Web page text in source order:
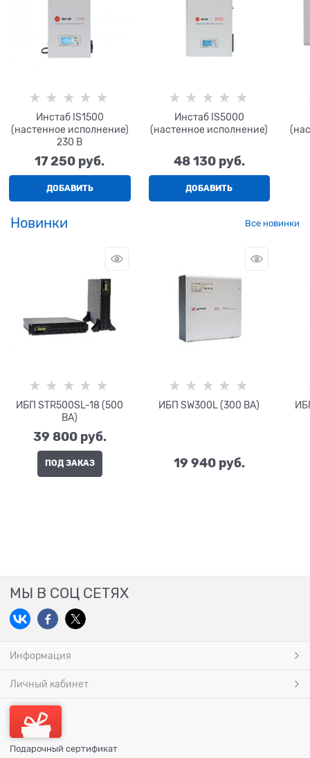
Инстаб IS1500
(настенное исполнение)
230 В
17 250 руб.
ДОБАВИТЬ
Инстаб IS5000
(настенное исполнение)
48 130 руб.
ДОБАВИТЬ
Новинки Все новинки
ИБП STR500SL-18 (500
ВА)
39 800 руб.
ПОД ЗАКАЗ
ИБП SW300L (300 ВА)
19 940 руб.
МЫ В СОЦ СЕТЯХ
Информация
Личный кабинет
Подарочный сертификат